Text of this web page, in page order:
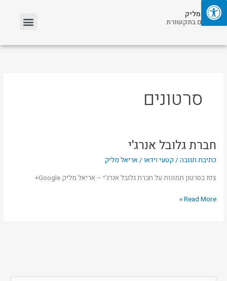
דילוג
לתוכן
אריאל מליק
אזכורים בתקשורת
סרטונים
חברת גלובל אנרג'י
כתיבת תגובה / קטעי וידאו /אריאל מליק
צפו בסרטון תמונות על חברת גלובל אנרג'י – אריאל מליק Google+
חברת
אנרג'י
Read More »